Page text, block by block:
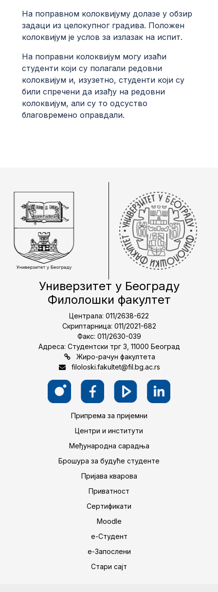
На поправном колоквијуму долазе у обзир
задаци из целокупног градива. Положен
колоквијум је услов за излазак на испит.
На поправни колоквијум могу изаћи
студенти који су полагали редовни
колоквијум и, изузетно, студенти који су
били спречени да изађу на редовни
колоквијум, али су то одсуство
благовремено оправдали.
Универзитет у Београду
Филолошки факултет
Централа: 011/2638-622
Скриптарница: 011/2021-682
Факс: 011/2630-039
Адреса: Студентски трг 3, 11000 Београд
Жиро-рачун факултета
filoloski.fakultet@fil.bg.ac.rs
Припрема за пријемни
Центри и институти
Међународна сарадња
Брошура за будуће студенте
Пријава кварова
Приватност
Сертификати
Moodle
е-Студент
е-Запослени
Стари сајт